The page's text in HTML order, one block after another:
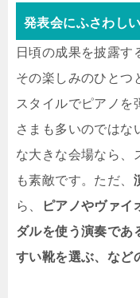
発表会にふさわし
日頃の成果を披露す
その楽しみのひと
スタイルでピアノを
さまも多いのでは
な大きな会場なら、
も素敵です。ただ、
ら、
ピアノやヴァイ
ダルを使う演奏であ
すい靴を選ぶ、など